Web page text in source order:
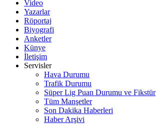
Video
Yazarlar
Röportaj
Biyografi
Anketler
Künye
İletişim
Servisler
Hava Durumu
Trafik Durumu
Süper Lig Puan Durumu ve Fikstür
Tüm Manşetler
Son Dakika Haberleri
Haber Arşivi